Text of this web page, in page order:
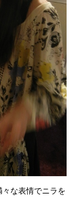
な表情でニラを